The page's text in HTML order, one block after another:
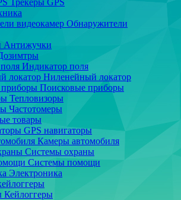
Трекеры GPS
Обнаружители
Антижучки
Индикатор поля
Ниленейный локатор
Поисковые приборы
Тепловизоры
Частотомеры
товары
GPS навигаторы
Камеры автомобиля
Системы охраны
Системы помощи
Электроника
Кейлоггеры